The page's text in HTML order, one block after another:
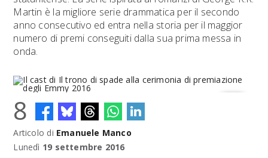
Martin è la migliore serie drammatica per il secondo
anno consecutivo ed entra nella storia per il maggior
numero di premi conseguiti dalla sua prima messa in
onda.
Il cast di Il trono di spade alla cerimonia di premiazione degli Emmy
8
Articolo di Emanuele Manco
Lunedì 19 settembre 2016